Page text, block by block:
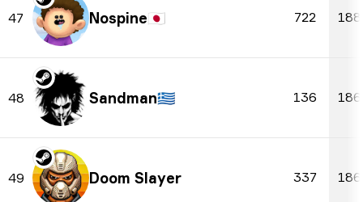
47 Nospine🇯🇵 722
48 Sandman🇬🇷 136
49 Doom Slayer 337